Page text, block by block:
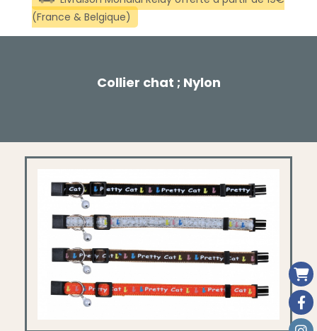
Collier chat ; Nylon